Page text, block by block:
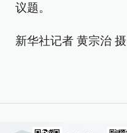
议题。
新华社记者 黄宗治 摄